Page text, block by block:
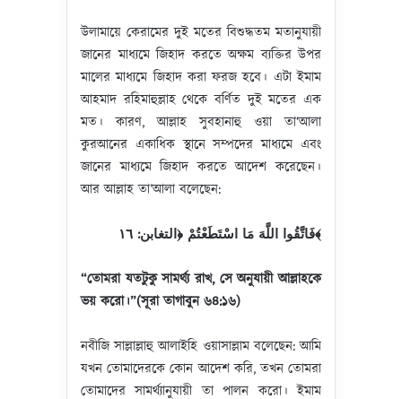
উলামায়ে কেরামের দুই মতের বিশুদ্ধতম মতানুযায়ী
জানের মাধ্যমে জিহাদ করতে অক্ষম ব্যক্তির উপর
মালের মাধ্যমে জিহাদ করা ফরজ হবে। এটা ইমাম
আহমাদ রহিমাহুল্লাহ থেকে বর্ণিত দুই মতের এক
মত। কারণ, আল্লাহ সুবহানাহু ওয়া তা‘আলা
কুরআনের একাধিক স্থানে সম্পদের মাধ্যমে এবং
জানের মাধ্যমে জিহাদ করতে আদেশ করেছেন।
আর আল্লাহ তা’আলা বলেছেন:
فَاتَّقُوا اللَّهَ مَا اسْتَطَعْتُمْ ﴿التغابن: ١٦﴾
“তোমরা যতটুকু সামর্থ্য রাখ, সে অনুযায়ী আল্লাহকে
ভয় করো।”(সূরা তাগাবুন ৬৪:১৬)
নবীজি সাল্লাল্লাহু আলাইহি ওয়াসাল্লাম বলেছেন: আমি
যখন তোমাদেরকে কোন আদেশ করি, তখন তোমরা
তোমাদের সামর্থ্যানুযায়ী তা পালন করো। ইমাম